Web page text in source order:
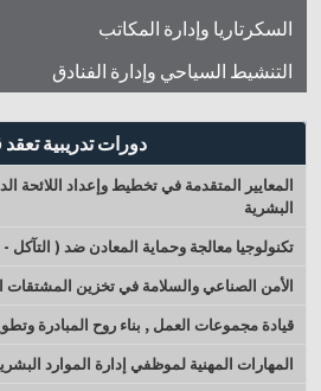
السكرتاريا وإدارة المكاتب
التنشيط السياحي وإدارة الفنادق
دورات تدريبية تعقد
المعايير المتقدمة في تخطيط وإعداد اللائحة
البشرية
تكنولوجيا معالجة وحماية المعادن ضد ( التآكل
الأمن الصناعي والسلامة في تخزين المشتقات
قيادة مجموعات العمل , بناء روح المبادرة
المهارات المهنية لموظفي إدارة الموارد